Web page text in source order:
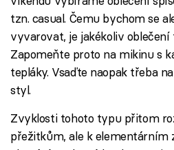
tzn. casual. Čemu bychom se
vyvarovat, je jakékoliv
Zapomeňte proto na mikinu s
tepláky. Vsaďte naopak třeba
styl.
Zvyklosti tohoto typu přitom
přežitkům, ale k elementárním